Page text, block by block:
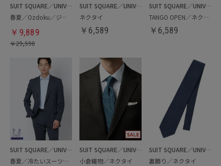
SUIT SQUARE／UNIVERSAL LANGUAGE
春夏／Ozdoku／ジャケット
￥ 9,889
￥29,590
SUIT SQUARE／UNIVERSAL LANGUAGE
ネクタイ
￥ 6,589
SUIT SQUARE／UNIVERSAL LANGUAGE
TANGO OPEN／ネクタイ
￥ 6,589
SUIT SQUARE／UNIVERSAL LANGUAGE
春夏／冷たいスーツ～Jersey～
SUIT SQUARE／UNIVERSAL LANGUAGE
小倉織物／ネクタイ
SUIT SQUARE／UNIVERSAL LANGUAGE
裏勝り／ネクタイ